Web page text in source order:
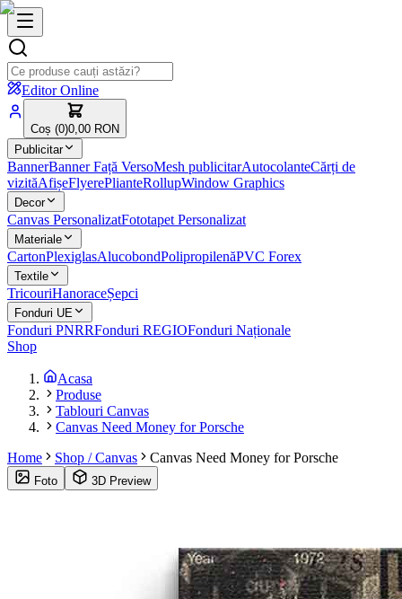
Editor Online
Coș (0)0,00 RON
Publicitar
BannerBanner Față VersoMesh publicitarAutocolanteCărți de
vizităAfișeFlyerePlianteRollupWindow Graphics
Decor
Canvas PersonalizatFototapet Personalizat
Materiale
CartonPlexiglasAlucobondPolipropilenăPVC Forex
Textile
TricouriHanoraceȘepci
Fonduri UE
Fonduri PNRRFonduri REGIOFonduri Naționale
Shop
Acasa
Produse
Tablouri Canvas
Canvas Need Money for Porsche
Home
Shop / Canvas Canvas Need Money for Porsche
Foto 3D Preview